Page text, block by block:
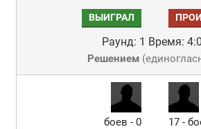
ВЫИГРАЛ
Раунд: 1 Время:
Решением(
боев - 0
17 -